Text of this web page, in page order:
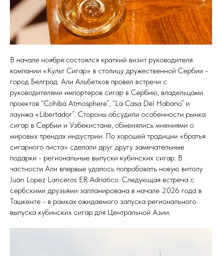
В начале ноября состоялся краткий визит руководителя
компании «Культ Сигар» в столицу дружественной Сербии -
город Белград. Али Альбетков провел встречи с
руководителями импортеров сигар в Сербию, владельцами
проектов “Cohiba Atmosphere”, “La Casa Del Habano” и
лаунжа «Libertador”. Стороны обсудили особенности рынка
сигар в Сербии и Узбекистане, обменялись мнениями о
мировых трендах индустрии. По хорошей традиции «братья
сигарного листа» сделали друг другу замечательные
подарки - региональные выпуски кубинских сигар. В
частности Али впервые удалось попробовать новую витолу
Juan Lopez Lanceros ER Adriatico. Следующая встреча с
сербскими друзьями запланирована в начале 2026 года в
Ташкенте - в рамках ожидаемого запуска регионального
выпуска кубинских сигар для Центральной Азии.